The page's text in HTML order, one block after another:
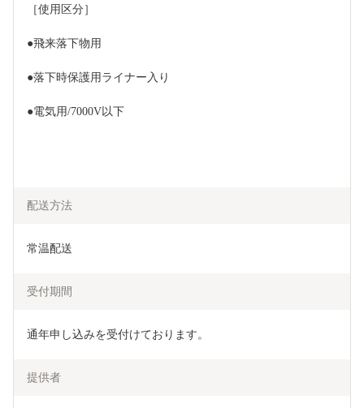
［使用区分］
●飛来落下物用
●落下時保護用ライナー入り
●電気用/7000V以下
配送方法
常温配送
受付期間
通年申し込みを受付けております。
提供者